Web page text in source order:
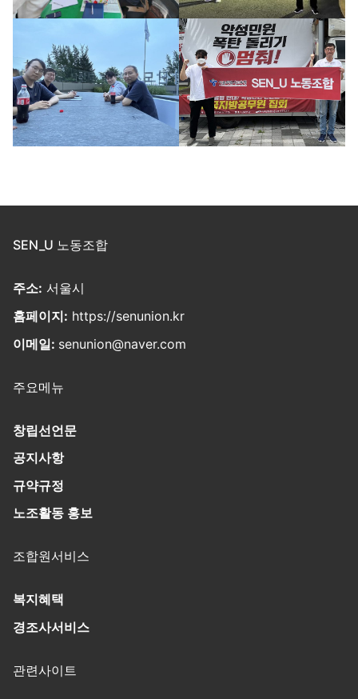
SEN_U 노동조합
주소: 서울시
홈페이지: https://senunion.kr
이메일: senunion@naver.com
주요메뉴
창립선언문
공지사항
규약규정
노조활동 홍보
조합원서비스
복지혜택
경조사서비스
관련사이트